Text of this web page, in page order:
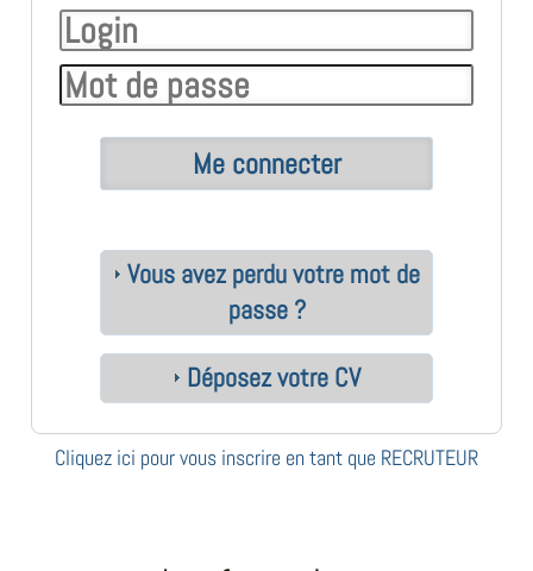
Vous avez perdu votre mot de
passe ?
Déposez votre CV
Cliquez ici pour vous inscrire en tant que RECRUTEUR